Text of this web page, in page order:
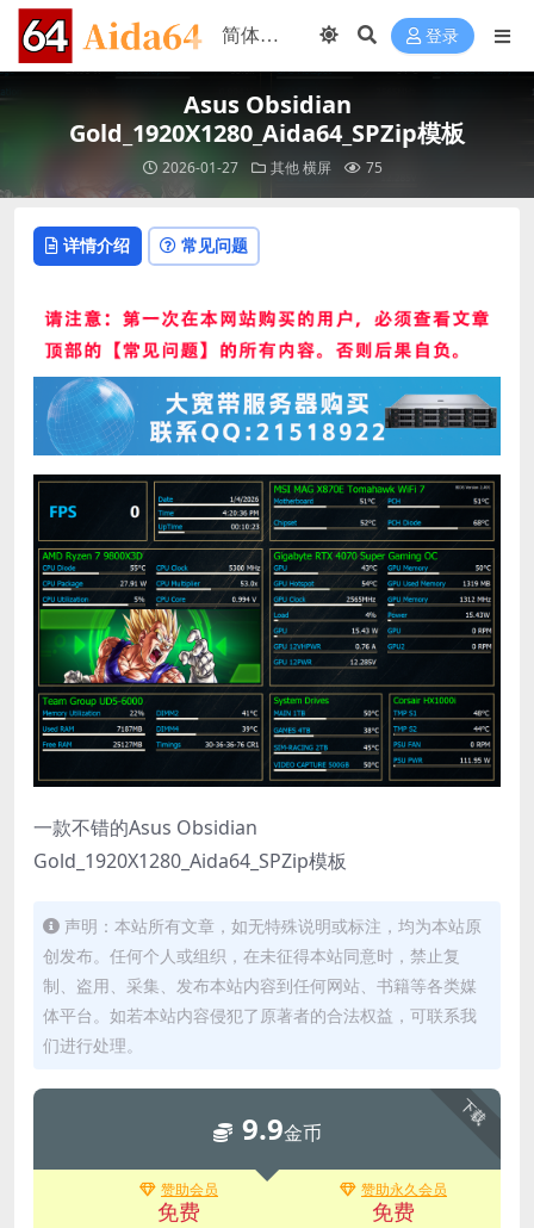
登录
Asus Obsidian
Gold_1920X1280_Aida64_SPZip模板
2026-01-27 其他 横屏 75
详情介绍 常见问题
一款不错的Asus Obsidian
Gold_1920X1280_Aida64_SPZip模板
声明：本站所有文章，如无特殊说明或标注，均为本站原
创发布。任何个人或组织，在未征得本站同意时，禁止复
制、盗用、采集、发布本站内容到任何网站、书籍等各类媒
体平台。如若本站内容侵犯了原著者的合法权益，可联系我
们进行处理。
下载
9.9金币
赞助会员
免费
赞助永久会员
免费